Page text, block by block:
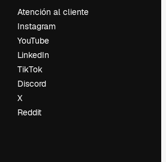
Atención al cliente
Instagram
YouTube
LinkedIn
TikTok
Discord
X
Reddit